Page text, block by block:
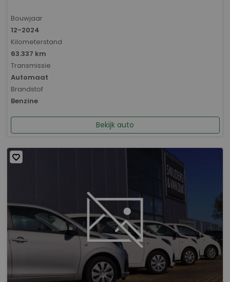
Bouwjaar
12-2024
Kilometerstand
63.337 km
Transmissie
Automaat
Brandstof
Benzine
Bekijk auto